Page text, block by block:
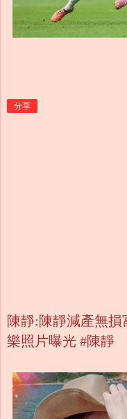
分享
陳靜:陳靜減產無
樂照片曝光 #陳靜